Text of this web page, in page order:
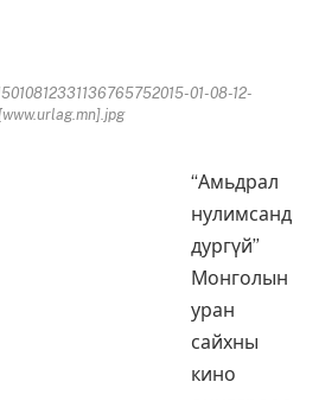
01-08-12-
“Амьдрал
нулимсанд
дургүй”
Монголын
уран
сайхны
кино